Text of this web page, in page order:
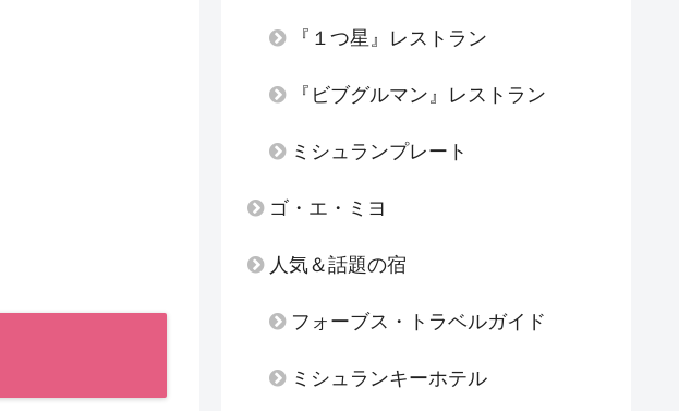
『１つ星』レストラン
『ビブグルマン』レストラン
ミシュランプレート
ゴ・エ・ミヨ
人気＆話題の宿
フォーブス・トラベルガイド
ミシュランキーホテル